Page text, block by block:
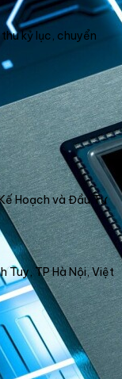
kỷ lục, chuyển
Hoạch và Đầu Tư
Tuy, TP Hà Nội, Việt